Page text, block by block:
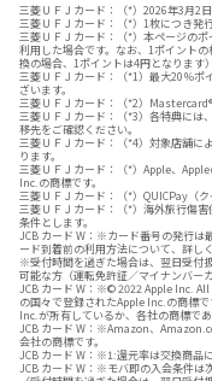
三菱ＵＦＪカード：（*）2026年3月2
三菱ＵＦＪカード：（*）1枚につき発
三菱ＵＦＪカード：（*）本ページの
利用した場合です。​なお、1ポイント
換の場合、1ポイントは4円となります）
三菱ＵＦＪカード：（*1）最大20％ポ
ざいます。
三菱ＵＦＪカード：（*2）Mastercard®
三菱ＵＦＪカード：（*3）各特典には
移先をご確認ください。
三菱ＵＦＪカード：（*4）対象店舗に
ります。
三菱ＵＦＪカード：（*）Apple、
Inc.の商標です。
三菱ＵＦＪカード：（*）QUICPay（
三菱ＵＦＪカード：（*）海外旅行傷
条件とします。
JCB カード W：※カード番号の発行は
ード到着前の利用方法について、詳
※受付時間を過ぎた場合は、翌日受付
可能な方（運転免許証／マイナンバー
JCB カード W：※© 2022 Apple Inc.
の国々で登録されたApple Inc.の商標
Inc.が所有しているか、各社の商標であ
JCB カード W：※Amazon、
会社の商標です。
JCB カード W：※1:還元率は交換商品に
JCB カード W：※モバ即の入会条件は